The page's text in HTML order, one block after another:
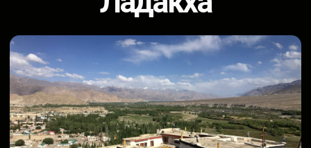
Дворец Шей и
буддийские храмы